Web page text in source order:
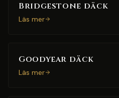
Bridgestone däck
Läs mer
Goodyear däck
Läs mer